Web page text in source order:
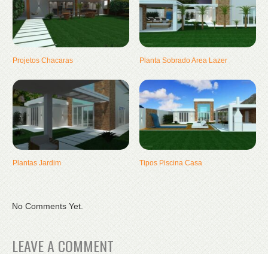
Projetos Chacaras Planta Sobrado Area Lazer
Plantas Jardim Tipos Piscina Casa
No Comments Yet.
LEAVE A COMMENT